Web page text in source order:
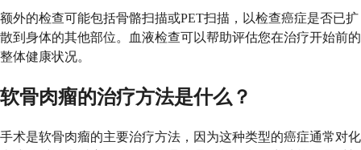
额外的检查可能包括骨骼扫描或PET扫描，以检查癌症是否已扩
散到身体的其他部位。血液检查可以帮助评估您在治疗开始前的
整体健康状况。
软骨肉瘤的治疗方法是什么？
手术是软骨肉瘤的主要治疗方法，因为这种类型的癌症通常对化